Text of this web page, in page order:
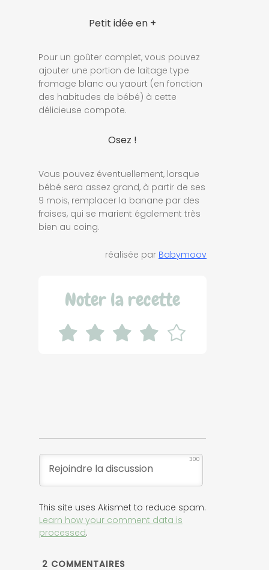
Petit idée en +
Pour un goûter complet, vous pouvez
ajouter une portion de laitage type
fromage blanc ou yaourt (en fonction
des habitudes de bébé) à cette
délicieuse compote.
Osez !
Vous pouvez éventuellement, lorsque
bébé sera assez grand, à partir de ses
9 mois, remplacer la banane par des
fraises, qui se marient également très
bien au coing.
réalisée par Babymoov
Noter la recette
300
This site uses Akismet to reduce spam.
Learn how your comment data is
processed.
2 COMMENTAIRES